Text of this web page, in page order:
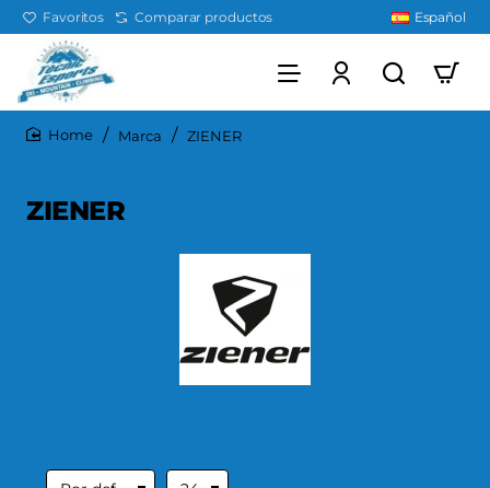
Favoritos Comparar productos Español
Marca ZIENER
ZIENER